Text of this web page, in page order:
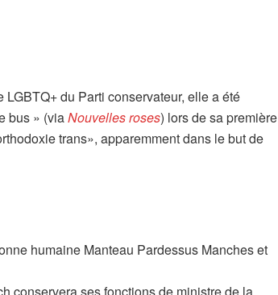
du Parti conservateur, elle a été
bus » (viaNouvelles roses) lors de sa première
trans», apparemment dans le but de